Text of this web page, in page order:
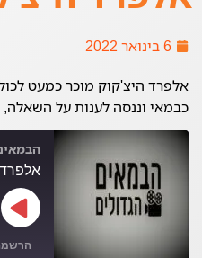
6 בינואר 2022
אלפרד היצ'קוק מוכר כמעט
כבמאי וננסה לענות על